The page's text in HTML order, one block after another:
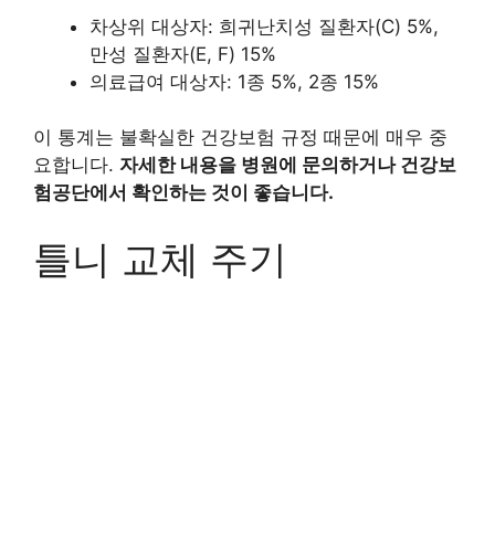
차상위 대상자: 희귀난치성 질환자(C) 5%,
만성 질환자(E, F) 15%
의료급여 대상자: 1종 5%, 2종 15%
이 통계는 불확실한 건강보험 규정 때문에 매우 중
요합니다. 자세한 내용을 병원에 문의하거나 건강보
험공단에서 확인하는 것이 좋습니다.
틀니 교체 주기